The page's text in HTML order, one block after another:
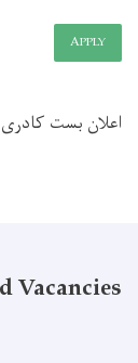
APPLY
اعلان بست
Vacancies